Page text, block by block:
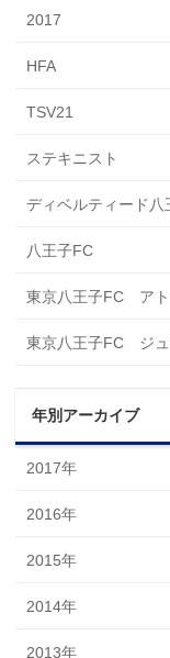
2017
HFA
TSV21
ステキニスト
ディベルティード八
八王子FC
東京八王子FC アト
東京八王子FC ジュ
年別アーカイブ
2017年
2016年
2015年
2014年
2013年